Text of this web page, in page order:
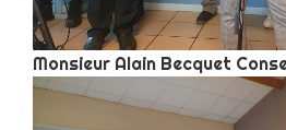
Monsieur Alain Becquet